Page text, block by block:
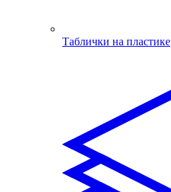
Таблички на пластике